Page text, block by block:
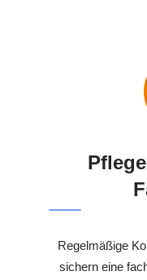
Regelmäßige
sichern eine